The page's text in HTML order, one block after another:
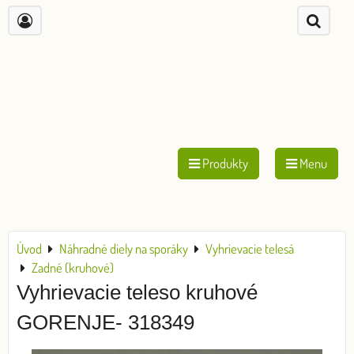
Produkty Menu
Úvod Náhradné diely na sporáky
Vyhrievacie telesá
Zadné (kruhové)
Vyhrievacie teleso kruhové
GORENJE- 318349